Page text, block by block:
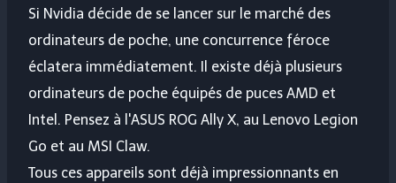
Si Nvidia décide de se lancer sur le marché des
ordinateurs de poche, une concurrence féroce
éclatera immédiatement. Il existe déjà plusieurs
ordinateurs de poche équipés de puces AMD et
Intel. Pensez à l'ASUS ROG Ally X, au Lenovo Legion
Go et au MSI Claw.
Tous ces appareils sont déjà impressionnants en